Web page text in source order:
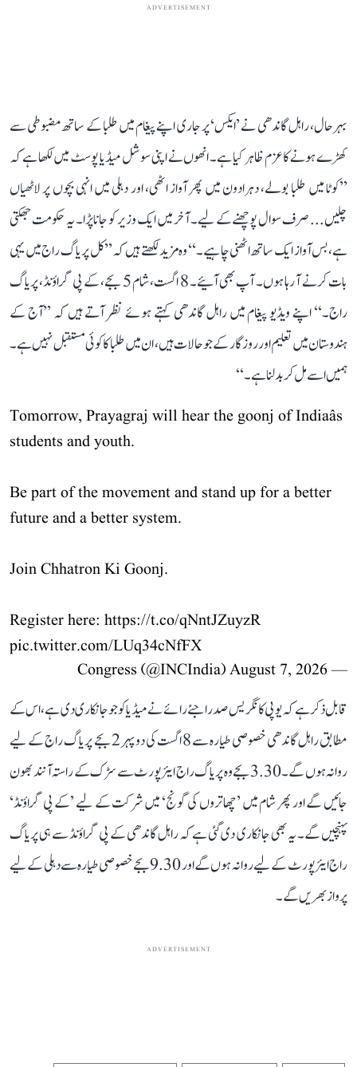
ADVERTISEMENT
بہرحال، راہل گاندھی نے ’ایکس‘ پر جاری اپنے پیغام میں طلبا کے ساتھ مضبوطی سے
کھڑے ہونے کا عزم ظاہر کیا ہے۔ انھوں نے اپنی سوشل میڈیا پوسٹ میں لکھا ہے کہ
’’کوٹا میں طلبا بولے، دہرادون میں پھر آواز اٹھی، اور دہلی میں انہی بچوں پر لاٹھیاں
چلیں... صرف سوال پوچھنے کے لیے۔ آخر میں ایک وزیر کو جانا پڑا۔ یہ حکومت جھکتی
ہے، بس آواز ایک ساتھ اٹھنی چاہیے۔‘‘ وہ مزید لکھتے ہیں کہ ’’کل پریاگ راج میں یہی
بات کرنے آ رہا ہوں۔ آپ بھی آئیے۔ 8 اگست، شام 5 بجے، کے پی گراؤنڈ، پریاگ
راج۔‘‘ اپنے ویڈیو پیغام میں راہل گاندھی کہتے ہوئے نظر آتے ہیں کہ ’’آج کے
ہندوستان میں تعلیم اور روزگار کے جو حالات ہیں، ان میں طلبا کا کوئی مستقبل نہیں ہے۔
ہمیں اسے مل کر بدلنا ہے۔‘‘
Tomorrow, Prayagraj will hear the goonj of Indiaâs
students and youth.
Be part of the movement and stand up for a better
future and a better system.
Join Chhatron Ki Goonj.
Register here: https://t.co/qNntJZuyzR
pic.twitter.com/LUq34cNfFX
— Congress (@INCIndia)
August 7, 2026
قابل ذکر ہے کہ یوپی کانگریس صدر اجئے رائے نے میڈیا کو جو جانکاری دی ہے، اس کے
مطابق راہل گاندھی خصوصی طیارہ سے 8 اگست کی دوپہر 2 بجے پریاگ راج کے لیے
روانہ ہوں گے۔ 3.30 بجے وہ پریاگ راج ایئرپورٹ سے سڑک کے راستہ آنند بھون
جائیں گے اور پھر شام میں ’چھاتروں کی گونج‘ میں شرکت کے لیے ’کے پی گراؤنڈ‘
پہنچیں گے۔ یہ بھی جانکاری دی گئی ہے کہ راہل گاندھی کے پی گراؤنڈ سے ہی پریاگ
راج ایئرپورٹ کے لیے روانہ ہوں گے اور 9.30 بجے خصوصی طیارہ سے دہلی کے لیے
پرواز بھریں گے۔
ADVERTISEMENT